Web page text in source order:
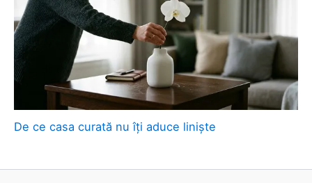
De ce casa curată nu îți aduce liniște